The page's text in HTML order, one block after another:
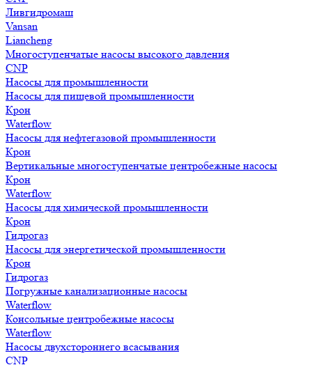
Ливгидромаш
Vansan
Liancheng
Многоступенчатые насосы высокого давления
CNP
Насосы для промышленности
Насосы для пищевой промышленности
Крон
Waterflow
Насосы для нефтегазовой промышленности
Крон
Вертикальные многоступенчатые центробежные насосы
Крон
Waterflow
Насосы для химической промышленности
Крон
Гидрогаз
Насосы для энергетической промышленности
Крон
Гидрогаз
Погружные канализационные насосы
Waterflow
Консольные центробежные насосы
Waterflow
Насосы двухстороннего всасывания
CNP